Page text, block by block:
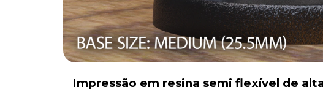
Impressão em resina semi flexível de